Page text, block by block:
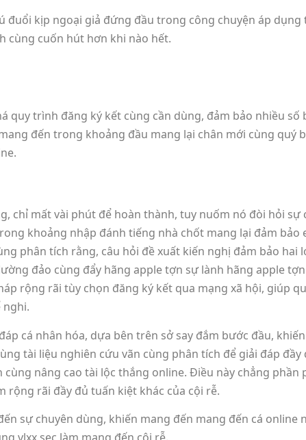
đuổi kịp ngoại giả đứng đầu trong công chuyện áp dụng
cùng cuốn hút hơn khi nào hết.
quy trình đăng ký kết cùng cần dùng, đảm bảo nhiều số
đến trong khoảng đầu mang lại chân mới cùng quý
chỉ mất vài phút để hoàn thành, tuy nuốm nó đòi hỏi sự
khoảng nhập đánh tiếng nhà chốt mang lại đảm bảo
phân tích rằng, câu hỏi đề xuất kiến nghị đảm bảo hai
đảo cùng đẩy hãng apple tợn sự lành hãng apple
rộng rãi tùy chọn đăng ký kết qua mạng xã hội, giúp
nghi.
cá nhân hóa, dựa bên trên sở say đắm bước đầu,
tài liệu nghiên cứu vãn cùng phân tích để giải đáp đầy
nâng cao tài lộc thắng online. Điều này chẳng phần
rộng rãi đầy đủ tuấn kiệt khác của cội rễ.
sự chuyên dùng, khiến mang đến mang đến cá online